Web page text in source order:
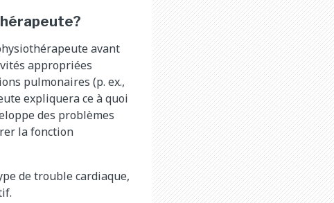
avant
appropriées
pulmonaires (p. ex.,
expliquera ce à quoi
des problèmes
la fonction
de trouble cardiaque,